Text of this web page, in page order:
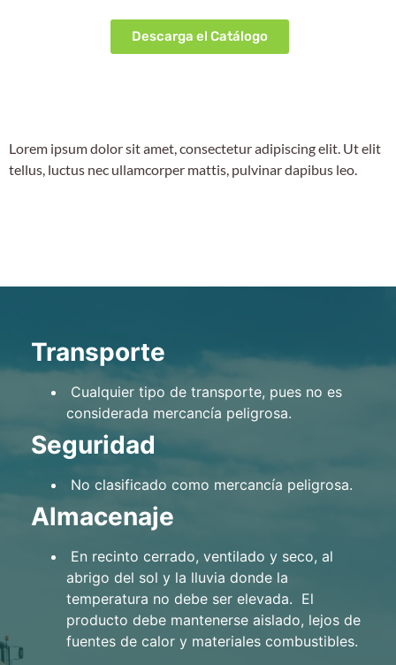
Descarga el Catálogo
Lorem ipsum dolor sit amet, consectetur adipiscing elit. Ut elit
tellus, luctus nec ullamcorper mattis, pulvinar dapibus leo.
Transporte
Cualquier tipo de transporte, pues no es
considerada mercancía peligrosa.
Seguridad
No clasificado como mercancía peligrosa.
Almacenaje
En recinto cerrado, ventilado y seco, al
abrigo del sol y la lluvia donde la
temperatura no debe ser elevada. El
producto debe mantenerse aislado, lejos de
fuentes de calor y materiales combustibles.